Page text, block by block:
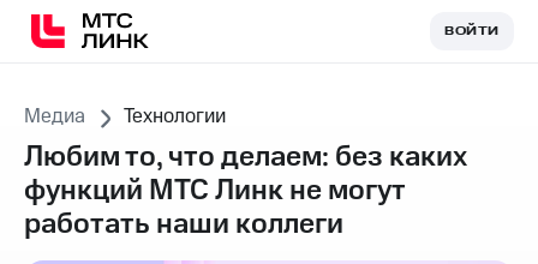
ВОЙТИВОЙТИ
Медиа Технологии
Любим то, что делаем: без каких
функций МТС Линк не могут
работать наши коллеги